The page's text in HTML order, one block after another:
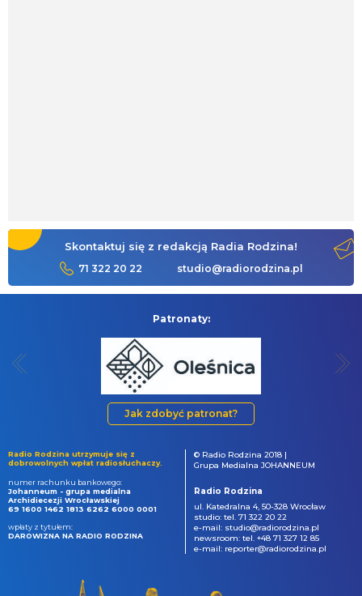
Skontaktuj się z redakcją Radia Rodzina!
71 322 20 22 studio@radiorodzina.pl
Patronaty:
Jak zdobyć patronat?
Radio Rodzina utrzymuje się z
dobrowolnych wpłat radiosłuchaczy.
numer rachunku bankowego:
Johanneum - grupa medialna
Archidiecezji Wrocławskiej
69 1600 1462 1813 6262 6000 0001
wpłaty z tytułem:
DAROWIZNA NA RADIO RODZINA
© Radio Rodzina 2018 |
Grupa Medialna JOHANNEUM
Radio Rodzina
ul. Katedralna 4, 50-328 Wrocław
studio: tel. 71 322 20 22
e-mail: studio@radiorodzina.pl
newsroom: tel. +48 71 327 12 85
e-mail: reporter@radiorodzina.pl